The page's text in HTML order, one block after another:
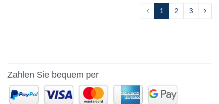
1 2 3
Zahlen Sie bequem per